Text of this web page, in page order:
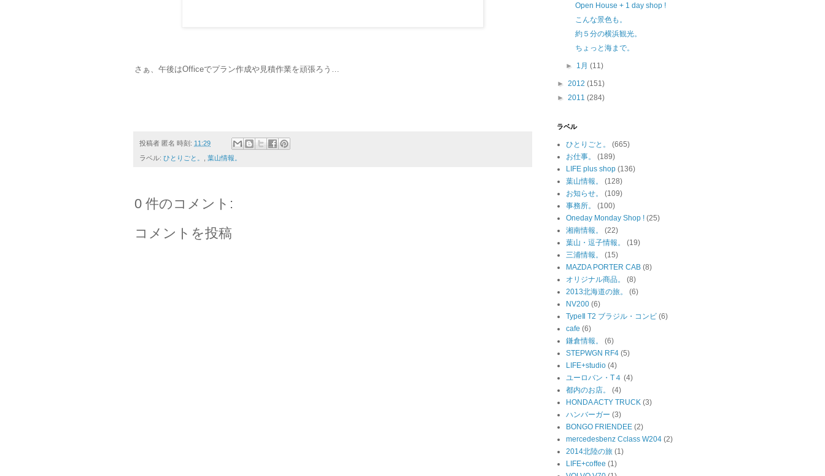
さぁ、午後はOfficeでプラン作成や見積作業を頑張ろう…
投稿者 匿名 時刻: 11:29
ラベル: ひとりごと。 葉山情報。
0 件のコメント:
コメントを投稿
Open House + 1 day shop !
こんな景色も。
約５分の横浜観光。
ちょっと海まで。
► 1月(11)
► 2012 (151)
► 2011 (284)
ラベル
ひとりごと。
(665)
お仕事。
(189)
LIFE plus shop (136)
葉山情報。
(128)
お知らせ。
(109)
事務所。
(100)
Oneday Monday Shop ! (25)
湘南情報。
(22)
葉山・逗子情報。
(19)
三浦情報。
(15)
MAZDA PORTER CAB (8)
オリジナル商品。
(8)
2013北海道の旅。
(6)
NV200 (6)
TypeⅡ T2 ブラジル・コンビ (6)
cafe (6)
鎌倉情報。
(6)
STEPWGN RF4 (5)
LIFE+studio (4)
ユーロバン・T４ (4)
都内のお店。
(4)
HONDA ACTY TRUCK (3)
ハンバーガー (3)
BONGO FRIENDEE (2)
mercedesbenz Cclass W204 (2)
2014北陸の旅 (1)
LIFE+coffee (1)